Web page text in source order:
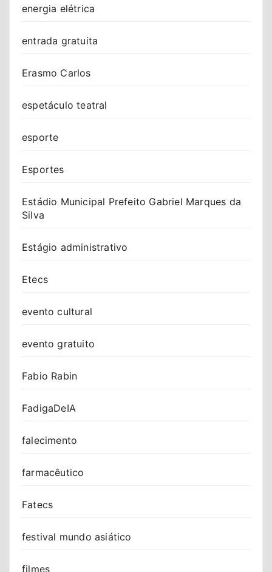
energia elétrica
entrada gratuita
Erasmo Carlos
espetáculo teatral
esporte
Esportes
Estádio Municipal Prefeito Gabriel Marques da
Silva
Estágio administrativo
Etecs
evento cultural
evento gratuito
Fabio Rabin
FadigaDeIA
falecimento
farmacêutico
Fatecs
festival mundo asiático
filmes